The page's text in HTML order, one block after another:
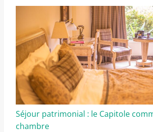
Séjour patrimonial : le Capitole
chambre